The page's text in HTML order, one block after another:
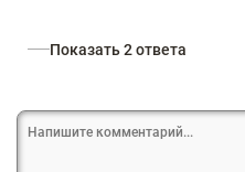
Показать 2 ответа